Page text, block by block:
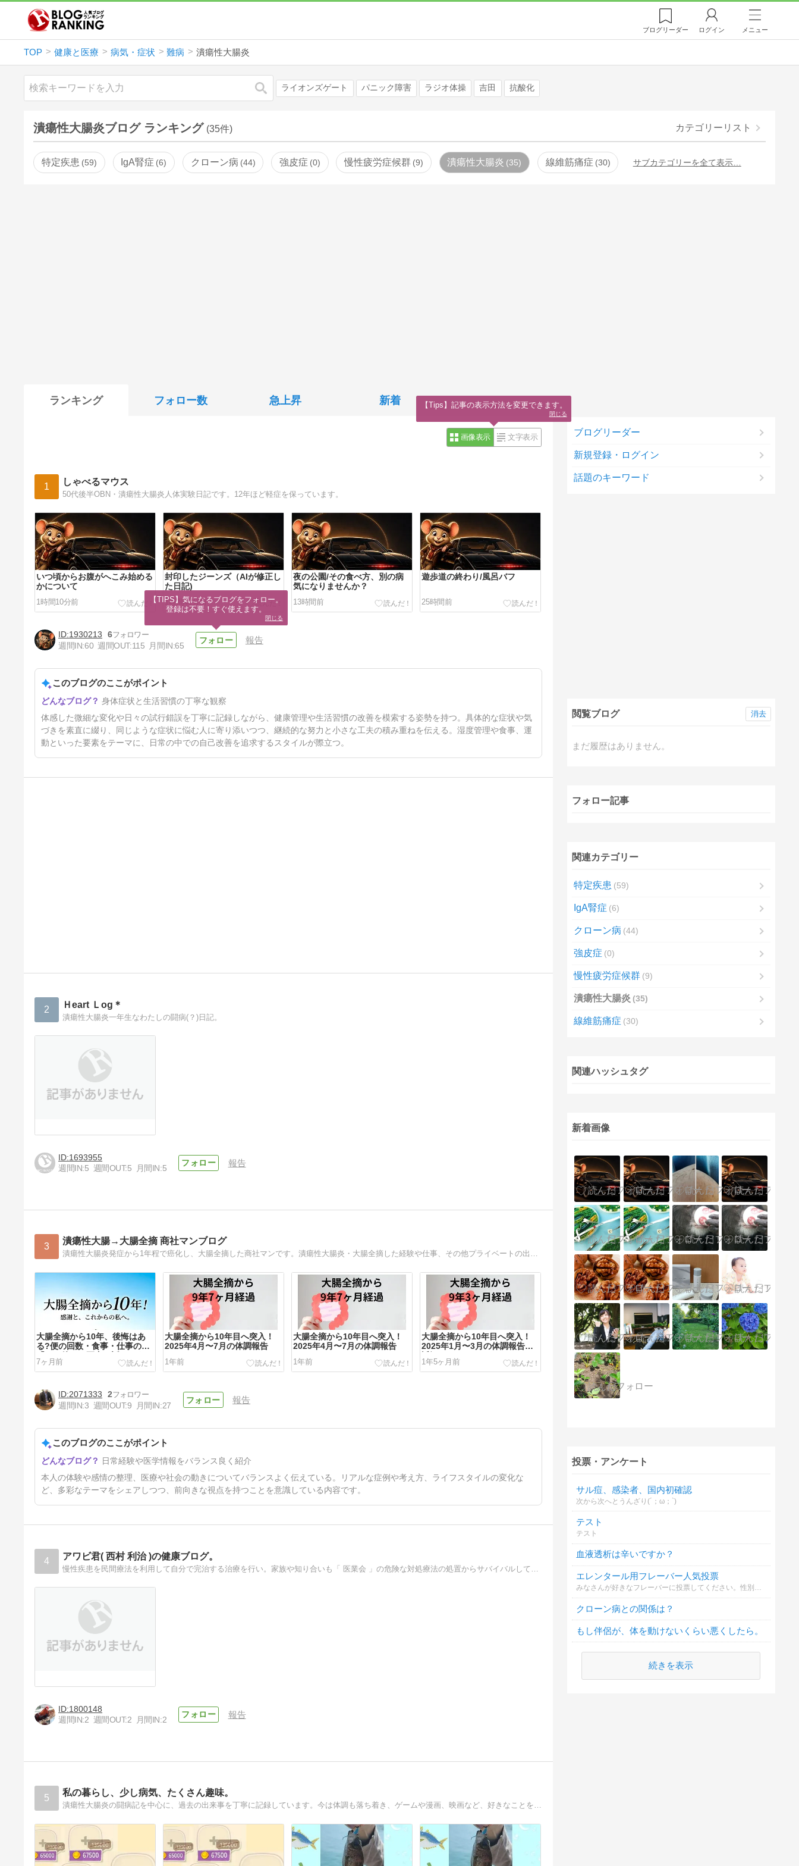
ブログリーダー ログイン メニュー
TOP 健康と医療 病気・症状 難病 潰瘍性大腸炎
検索 ライオンズゲート パニック障害 ラジオ体操 吉田 抗酸化
潰瘍性大腸炎ブログ ランキング (35件) カテゴリーリスト
特定疾患 59 IgA腎症 6 クローン病 44 強皮症 0 慢性疲労症候群 9 潰瘍性大腸炎 35 線維筋痛症 30 サブカテゴリーを全て表示…
ランキング フォロー数 急上昇 新着
画像表示 文字表示
1 しゃべるマウス
50代後半OBN・潰瘍性大腸炎人体実験日記です。12年ほど軽症を保っています。
いつ頃からお腹がへこみ始める
かについて
1時間10分前
封印したジーンズ（AIが修正し
た日記)
1時間40分前
夜の公園/その食べ方、別の病
気になりませんか？
13時間前
遊歩道の終わり/風呂バフ
25時間前
夜の測定値
34時間前
1930213
6
週間IN:60 週間OUT:115 月間IN:65
報告
このブログのここがポイント
身体症状と生活習慣の丁寧な観察
体感した微細な変化や日々の試行錯誤を丁寧に記録しながら、健康管理や生活習慣の改善を模索する姿勢を持つ。具体的な症状や気
づきを素直に綴り、同じような症状に悩む人に寄り添いつつ、継続的な努力と小さな工夫の積み重ねを伝える。湿度管理や食事、運
動といった要素をテーマに、日常の中での自己改善を追求するスタイルが際立つ。
2 Ｈeart Ｌog＊
潰瘍性大腸炎一年生なわたしの闘病(？)日記。
1693955
週間IN:5 週間OUT:5 月間IN:5
報告
3 潰瘍性大腸→大腸全摘 商社マンブログ
潰瘍性大腸炎発症から1年程で癌化し、大腸全摘した商社マンです。潰瘍性大腸炎・大腸全摘した経験や仕事、その他プライベートの出来事を書き綴っています。
大腸全摘から10年、後悔はあ
る?便の回数・食事・仕事の
「その後」を正直に話します
【体験談】
7ヶ月前
大腸全摘から10年目へ突入！
2025年4月〜7月の体調報告
1年前
大腸全摘から10年目へ突入！
2025年4月〜7月の体調報告
1年前
大腸全摘から10年目へ突入！
2025年1月〜3月の体調報告と
近況まとめ
1年5ヶ月前
ファットXコア施術から2週
間！顎下スッキリ？変化の経過
1年6ヶ月前
2071333
2
週間IN:3 週間OUT:9 月間IN:27
報告
このブログのここがポイント
日常経験や医学情報をバランス良く紹介
本人の体験や感情の整理、医療や社会の動きについてバランスよく伝えている。リアルな症例や考え方、ライフスタイルの変化な
ど、多彩なテーマをシェアしつつ、前向きな視点を持つことを意識している内容です。
4 アワビ君( 西村 利治 )の健康ブログ。
1800148
週間IN:2 週間OUT:2 月間IN:2
報告
5 私の暮らし、少し病気、たくさん趣味。
潰瘍性大腸炎の闘病記を中心に、過去の出来事を丁寧に記録しています。今は体調も落ち着き、ゲームや漫画、映画など、好きなことを楽しむ日々も少しずつ書いています。病気があった日々も、今の生活も、自分の言葉で大切に残していきたいと思っています。
ブログリーダー
新規登録・ログイン
話題のキーワード
閲覧ブログ
まだ履歴はありません。
消去
フォロー記事
関連カテゴリー
特定疾患 59
IgA腎症 6
クローン病 44
強皮症 0
慢性疲労症候群 9
潰瘍性大腸炎 35
線維筋痛症 30
関連ハッシュタグ
新着画像
投票・アンケート
サル痘、感染者、国内初確認
次から次へとうんざり(´；ω；`)
テスト
テスト
血液透析は辛いですか？
エレンタール用フレーバー人気投票
みなさんが好きなフレーバーに投票してください。性別、年齢、地域は選択不要です。宜しくお願いします。
クローン病との関係は？
もし伴侶が、体を動けないくらい悪くしたら。
続きを表示
【TIPS】気になるブログをフォロー。
登録は不要！すぐ使えます。
閉じる